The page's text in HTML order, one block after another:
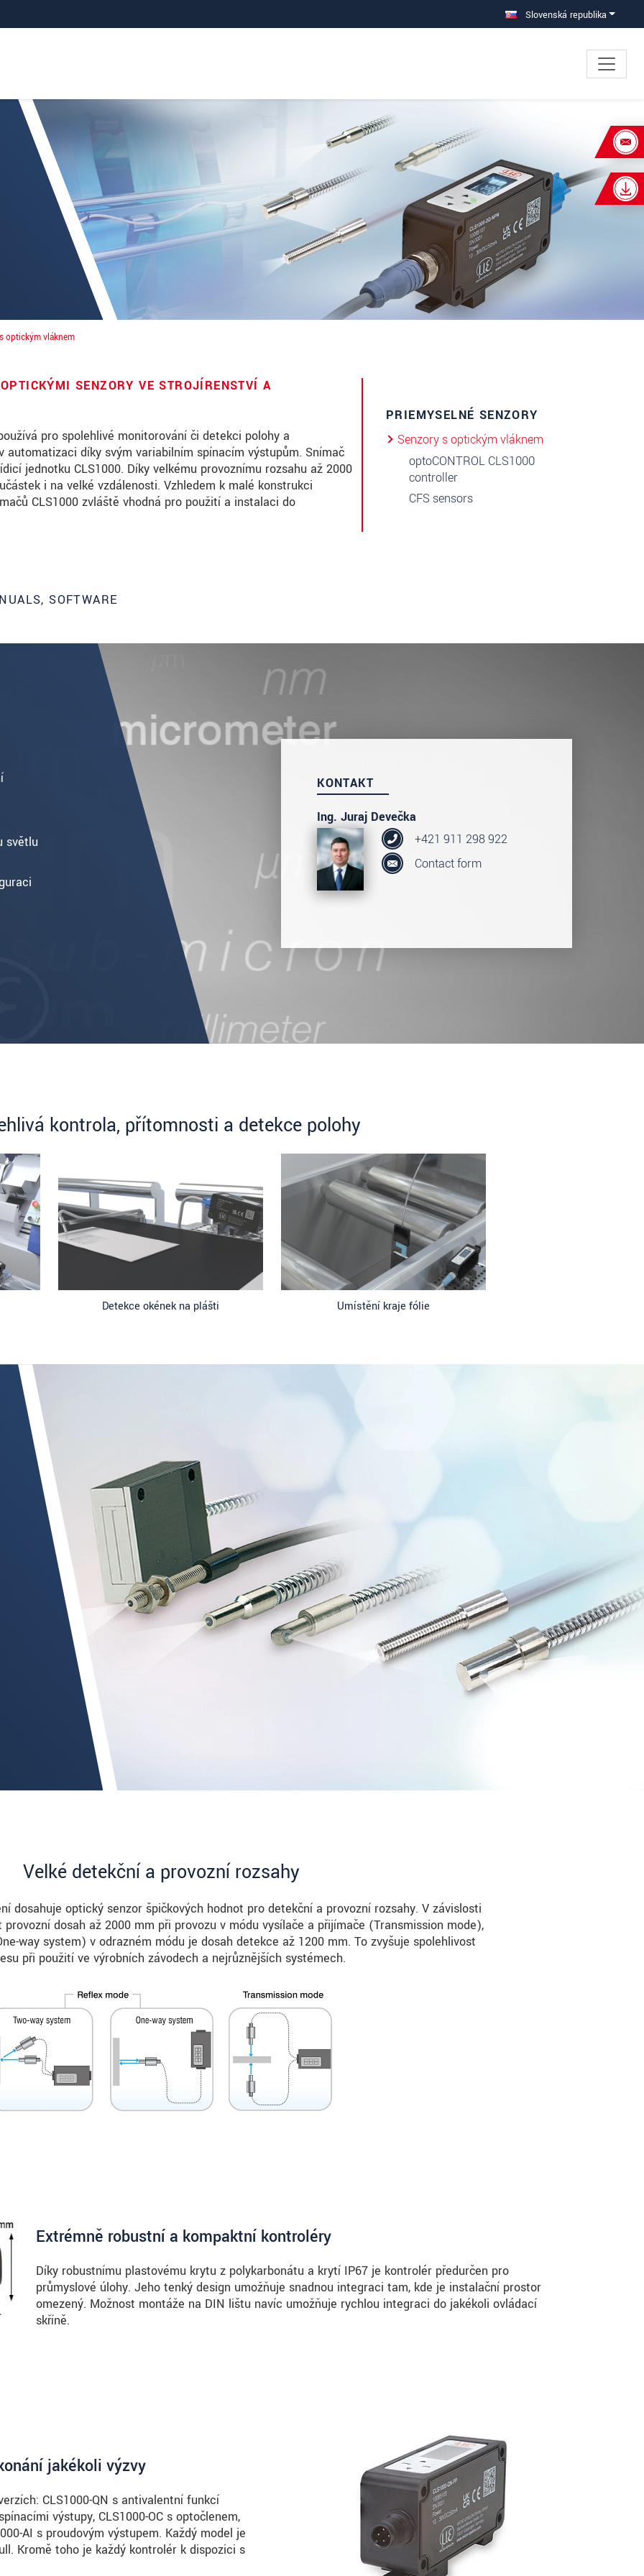
Slovenská republika
optickým vláknem
SENZORY VE STROJÍRENSTVÍ A
pro spolehlivé monitorování či detekci polohy a
automatizaci díky svým variabilním spínacím výstupům. Snímač
jednotku CLS1000. Díky velkému provoznímu rozsahu až 2000
i na velké vzdálenosti. Vzhledem k malé konstrukci
CLS1000 zvláště vhodná pro použití a instalaci do
SOFTWARE
PRIEMYSELNÉ SENZORY
Senzory s optickým vláknem
optoCONTROL CLS1000
controller
CFS sensors
světlu
KONTAKT
Ing. Juraj Devečka
+421 911 298 922
Contact form
vláknem
kontrola, přítomnosti a detekce polohy
Detekce okének na plášti Umístění kraje fólie
Velké detekční a provozní rozsahy
dosahuje optický senzor špičkových hodnot pro detekční a provozní rozsahy. V závislosti
dosah až 2000 mm při provozu v módu vysílače a přijímače (Transmission mode),
way system) v odrazném módu je dosah detekce až 1200 mm. To zvyšuje spolehlivost
při použití ve výrobních závodech a nejrůznějších systémech.
Extrémně robustní a kompaktní kontroléry
Díky robustnímu plastovému krytu z polykarbonátu a krytí IP67 je kontrolér předurčen pro
průmyslové úlohy. Jeho tenký design umožňuje snadnou integraci tam, kde je instalační prostor
omezený. Možnost montáže na DIN lištu navíc umožňuje rychlou integraci do jakékoli ovládací
skříně.
jakékoli výzvy
CLS1000-QN s antivalentní funkcí
výstupy, CLS1000-OC s optočlenem,
AI s proudovým výstupem. Každý model je
Kromě toho je každý kontrolér k dispozici s